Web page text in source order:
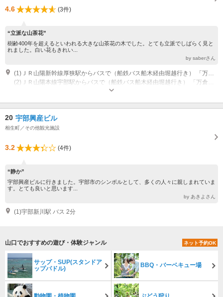
4.6 (3件)
“立派な山茶花”
樹齢400年を超えるといわれる大きな山茶花の木でした。とても立派でしばらく見と
れました。白い花もきれい...
by saberさん
(1)ＪＲ山陽新幹線厚狭駅からバスで（船鉄バス船木経由堀越行き） 「万倉支所前」バス停から徒歩で5分
20 宇部興産ビル
相生町／その他観光施設
3.2 (4件)
“静か”
宇部興産ビルに行きました。宇部市のシンボルとして、多くの人々に親しまれていま
す。とても良いと思います...
by あきよさん
(1)宇部新川駅 バス 2分
山口でおすすめの遊び・体験ジャンル ネット予約OK
サップ・SUP(スタンドア
ップパドル)
BBQ・バーベキュー場